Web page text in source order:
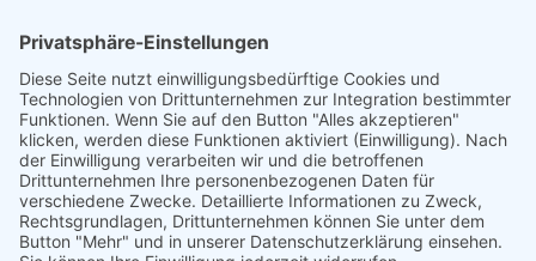
040 / 21 04 04 04-04
glinde@topf-online.de
Öffnungszeiten und mehr